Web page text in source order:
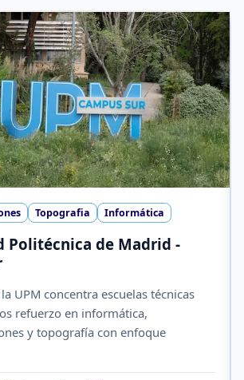
Topografia Informática
Politécnica de Madrid -
UPM concentra escuelas técnicas
refuerzo en informática,
y topografía con enfoque